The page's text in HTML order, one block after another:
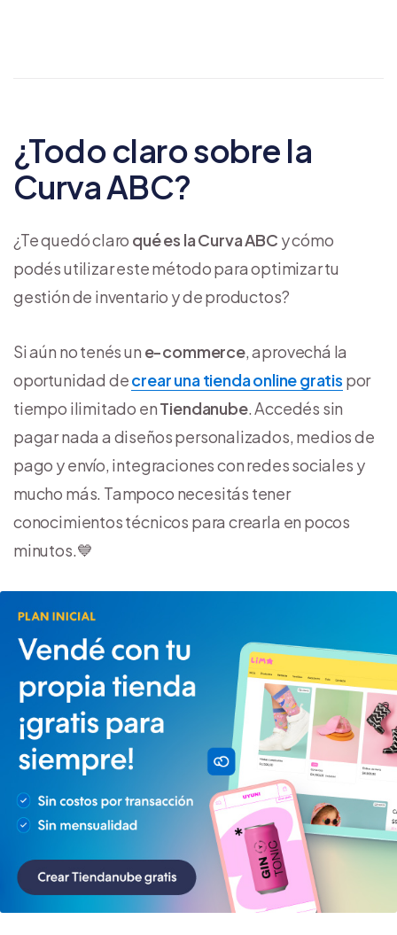
¿Todo claro sobre la
Curva ABC?
¿Te quedó claro qué es la Curva ABC y cómo
podés utilizar este método para optimizar tu
gestión de inventario y de productos?
Si aún no tenés un e-commerce, aprovechá la
oportunidad decrear una tienda online gratis por
tiempo ilimitado enTiendanube. Accedés sin
pagar nada a diseños personalizados, medios de
pago y envío, integraciones con redes sociales y
mucho más. Tampoco necesitás tener
conocimientos técnicos para crearla en pocos
minutos.💙